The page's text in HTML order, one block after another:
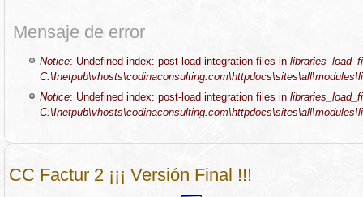
Mensaje de error
Notice: Undefined index: post-load integration files in
Notice: Undefined index: post-load integration files in
CC Factur 2 ¡¡¡ Versión Final !!!